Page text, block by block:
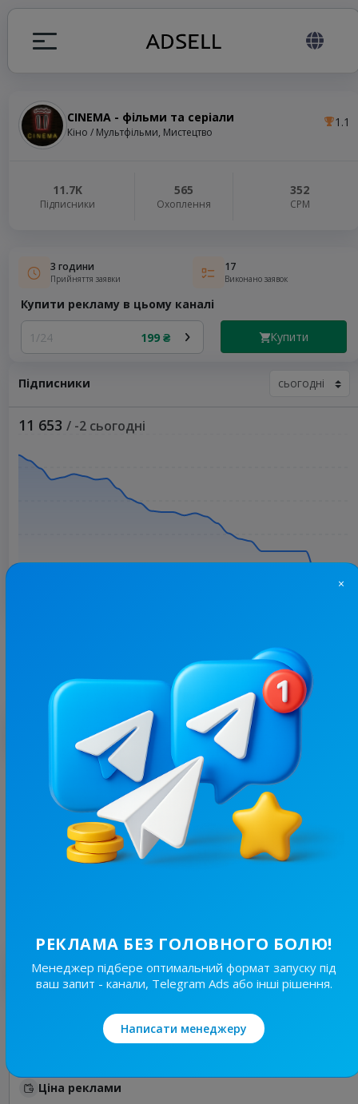
CINEMA - фільми та серіали
Кіно / Мультфільми, Мистецтво
1.1
11.7K
Підписники
565
Охоплення
352
СРМ
3 години
Прийняття заявки
17
Виконано заявок
Купити рекламу в цьому каналі
1/24 199 ₴ Купити
Підписники
11 653 / -2 сьогодні
З цим каналом часто купують
11.1K/
1K
Бісер для всіх
Мистецтво
Ціна реклами
Найкращі за темою
/
6.2K
Політстор
Ціна реклами
×
РЕКЛАМА БЕЗ ГОЛОВНОГО БОЛЮ!
Менеджер підбере оптимальний формат запуску під
ваш запит - канали, Telegram Ads або інші рішення.
Написати менеджеру